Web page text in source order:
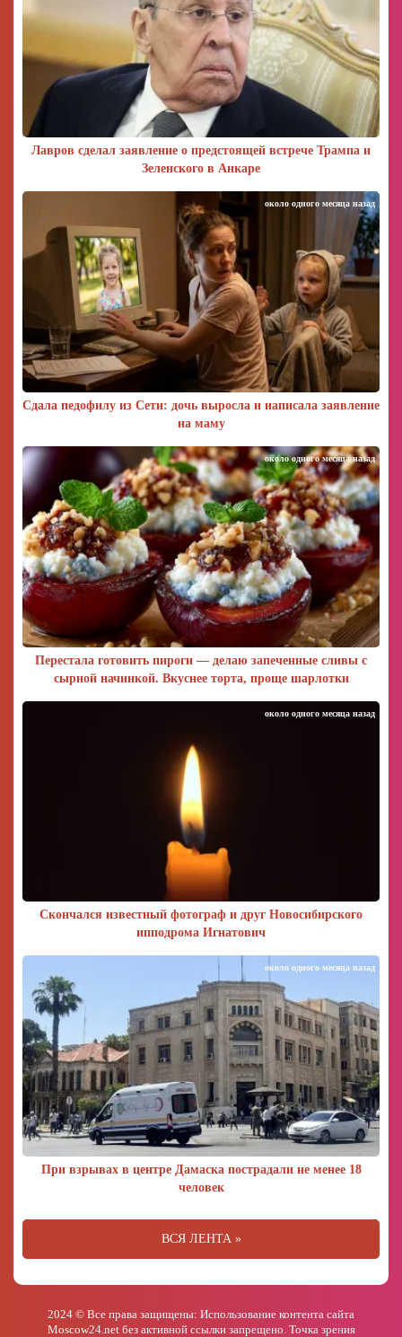
Лавров сделал заявление о предстоящей встрече Трампа и
Зеленского в Анкаре
Сдала педофилу из Сети: дочь выросла и написала заявление
на маму
около одного месяца назад
Перестала готовить пироги — делаю запеченные сливы с
сырной начинкой. Вкуснее торта, проще шарлотки
около одного месяца назад
Скончался известный фотограф и друг Новосибирского
ипподрома Игнатович
около одного месяца назад
При взрывах в центре Дамаска пострадали не менее 18
человек
около одного месяца назад
ВСЯ ЛЕНТА »
2024 © Все права защищены: Использование контента сайта
Moscow24.net без активной ссылки запрещено. Точка зрения